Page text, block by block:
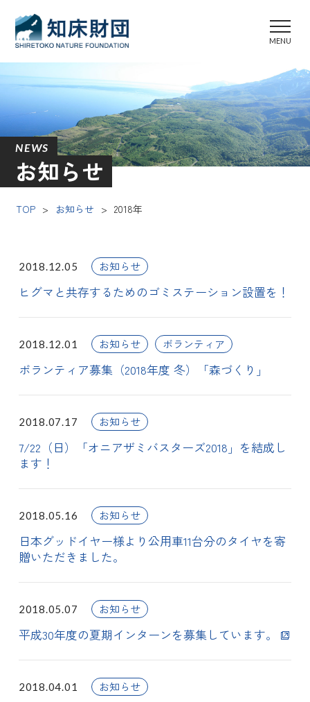
NEWS
お知らせ
TOP > お知らせ > 2018年
2018.12.05 お知らせ
ヒグマと共存するためのゴミステーション設置を！
2018.12.01 お知らせ ボランティア
ボランティア募集（2018年度 冬）「森づくり」
2018.07.17 お知らせ
7/22（日）「オニアザミバスターズ2018」を結成し
ます！
2018.05.16 お知らせ
日本グッドイヤー様より公用車11台分のタイヤを寄
贈いただきました。
2018.05.07 お知らせ
平成30年度の夏期インターンを募集しています。
2018.04.01 お知らせ